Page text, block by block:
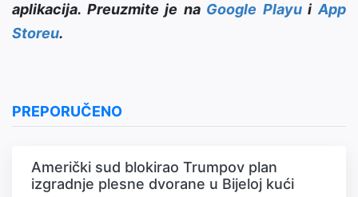
aplikacija. Preuzmite je na Google PlayuiApp
Storeu.
PREPORUČENO
Američki sud blokirao Trumpov plan
izgradnje plesne dvorane u Bijeloj kući